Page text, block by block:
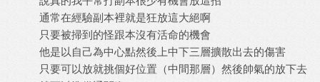
通常在經驗副本裡就是狂放這大絕啊
只要被掃到的怪跟本沒有活命的機會
他是以自己為中心點然後上中下三層擴散出去的傷害
只要可以放就挑個好位置（中間那層）然後帥氣的放下去